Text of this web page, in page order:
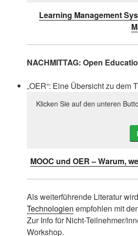
Learning Management
NACHMITTAG: Open
„OER“: Eine Übersicht zu dem
Klicken Sie auf den unteren
MOOC und OER – Warum,
Als weiterführende Literatur
Technologien empfohlen mit
Zur Info für Nicht-Teilnehmer/
Workshop.